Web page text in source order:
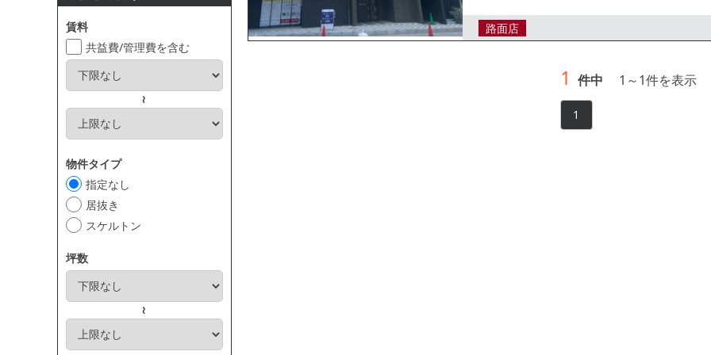
賃料
共益費/管理費を含む
～
物件タイプ
指定なし
居抜き
スケルトン
坪数
～
路面店
1 件中 1 ～1件を表示
1